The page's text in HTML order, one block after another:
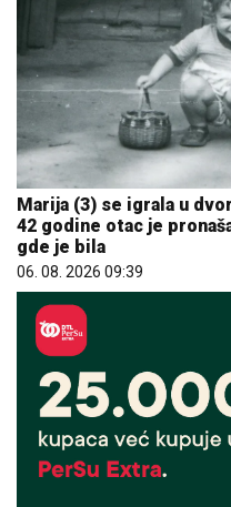
Marija (3) se igrala u
42 godine otac je
gde je bila
06. 08. 2026 09:39